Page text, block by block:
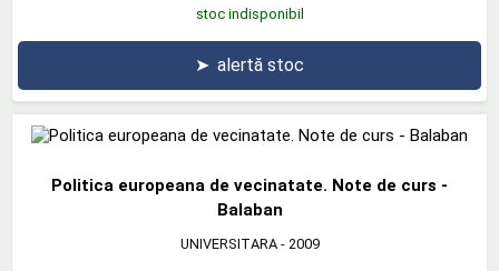
stoc indisponibil
➤ alertă stoc
Politica europeana de vecinatate. Note de curs -
Balaban
UNIVERSITARA- 2009